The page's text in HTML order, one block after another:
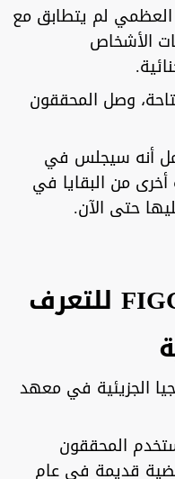
لم يتطابق مع
الأشخاص
وصل المحققون
أنه سيجلس في
من 100 مجموعة أخرى من البقايا في
حتى الآن.
طريقة FIGG للتعرف
الجزيئية في معهد
المحققون
قديمة في عام